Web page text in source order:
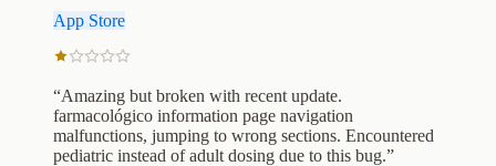
App Store
“Amazing but broken with recent update.
farmacológico information page navigation
malfunctions, jumping to wrong sections. Encountered
pediatric instead of adult dosing due to this bug.”